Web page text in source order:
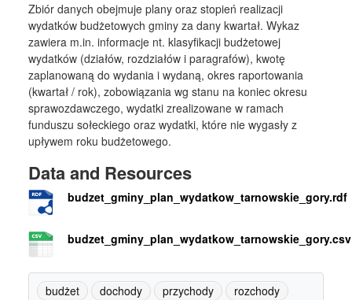
Zbiór danych obejmuje plany oraz stopień realizacji
wydatków budżetowych gminy za dany kwartał. Wykaz
zawiera m.in. informacje nt. klasyfikacji budżetowej
wydatków (działów, rozdziałów i paragrafów), kwotę
zaplanowaną do wydania i wydaną, okres raportowania
(kwartał / rok), zobowiązania wg stanu na koniec okresu
sprawozdawczego, wydatki zrealizowane w ramach
funduszu sołeckiego oraz wydatki, które nie wygasły z
upływem roku budżetowego.
Data and Resources
budzet_gminy_plan_wydatkow_tarnowskie_gory.rdf
budzet_gminy_plan_wydatkow_tarnowskie_gory.csv
budżet dochody przychody
rozchody